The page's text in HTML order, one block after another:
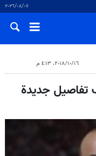
٠٧‏/٠٨‏/٢٠٢٦
١٦‏/١٠‏/٢٠١٨، ٤:١٣ م
تفاصيل جديدة